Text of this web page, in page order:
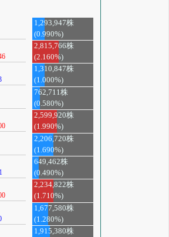
1,293,947株
(0.990%)
2,815,766株
(2.160%)
1,310,847株
(1.000%)
762,711株
(0.580%)
2,599,920株
(1.990%)
2,206,720株
(1.690%)
649,462株
(0.490%)
2,234,822株
(1.710%)
1,677,580株
(1.280%)
1,915,380株